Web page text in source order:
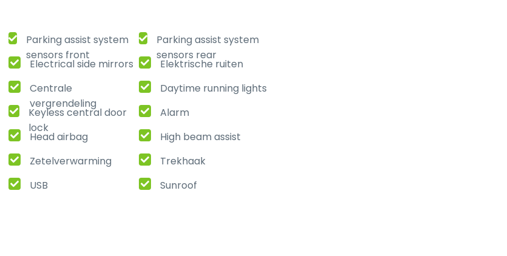
Parking assist system
sensors front
Parking assist system
sensors rear
Electrical side mirrors
Elektrische ruiten
Centrale
vergrendeling
Daytime running lights
Keyless central door
lock
Alarm
Head airbag
High beam assist
Zetelverwarming
Trekhaak
USB
Sunroof